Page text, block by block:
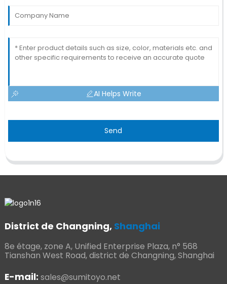
AI Helps Write
Send
District de Changning, Shanghai
8e étage, zone A, Unified Enterprise Plaza, n° 568
Tianshan West Road, district de Changning, Shanghai
E-mail: sales@sumitoyo.net